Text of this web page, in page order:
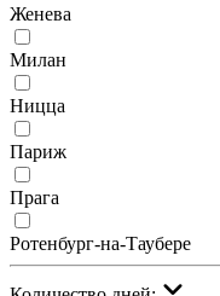
Женева
Милан
Ницца
Париж
Прага
Ротенбург-на-Таубере